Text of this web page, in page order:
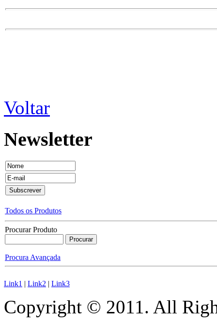
Voltar
Newsletter
Todos os Produtos
Procurar Produto
Procura Avançada
Link1 | Link2 | Link3
Copyright © 2011. All